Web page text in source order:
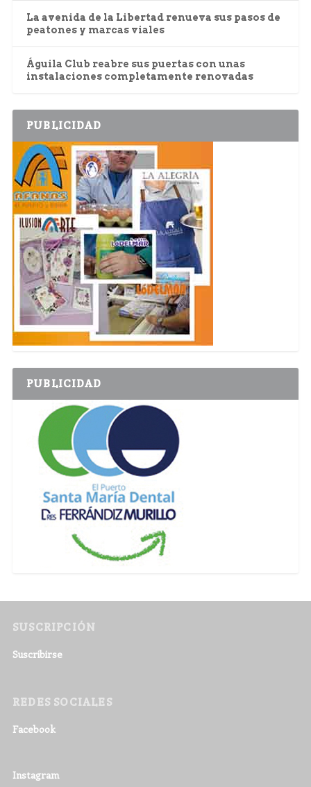
La avenida de la Libertad renueva sus pasos de
peatones y marcas viales
Águila Club reabre sus puertas con unas
instalaciones completamente renovadas
PUBLICIDAD
PUBLICIDAD
SUSCRIPCIÓN
Suscribirse
REDES SOCIALES
Facebook
Instagram